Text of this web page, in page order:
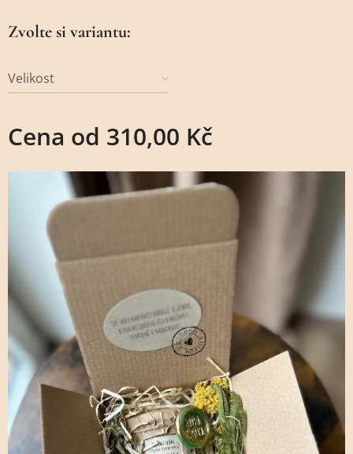
Zvolte si variantu:
Velikost
Cena od 310,00 Kč